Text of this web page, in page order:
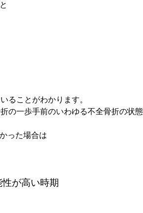
ることがわかります。
の一歩手前のいわゆる不全骨折の状態
った場合は
が高い時期